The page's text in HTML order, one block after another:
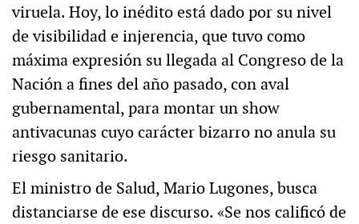
viruela. Hoy, lo inédito está dado por su nivel
de visibilidad e injerencia, que tuvo como
máxima expresión su llegada al Congreso de la
Nación a fines del año pasado, con aval
gubernamental, para montar un show
antivacunas cuyo carácter bizarro no anula su
riesgo sanitario.
El ministro de Salud, Mario Lugones, busca
distanciarse de ese discurso. «Se nos calificó de